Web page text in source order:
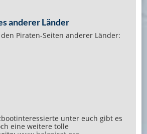
anderer Länder
Piraten-Seiten anderer Länder:
unter euch gibt es
eine weitere tolle